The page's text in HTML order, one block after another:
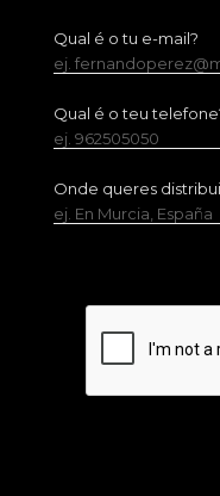
Qual é o tu e-mail?
ej.
Qual é o teu
ej. 962505050
Onde queres
ej. En Murcia, España